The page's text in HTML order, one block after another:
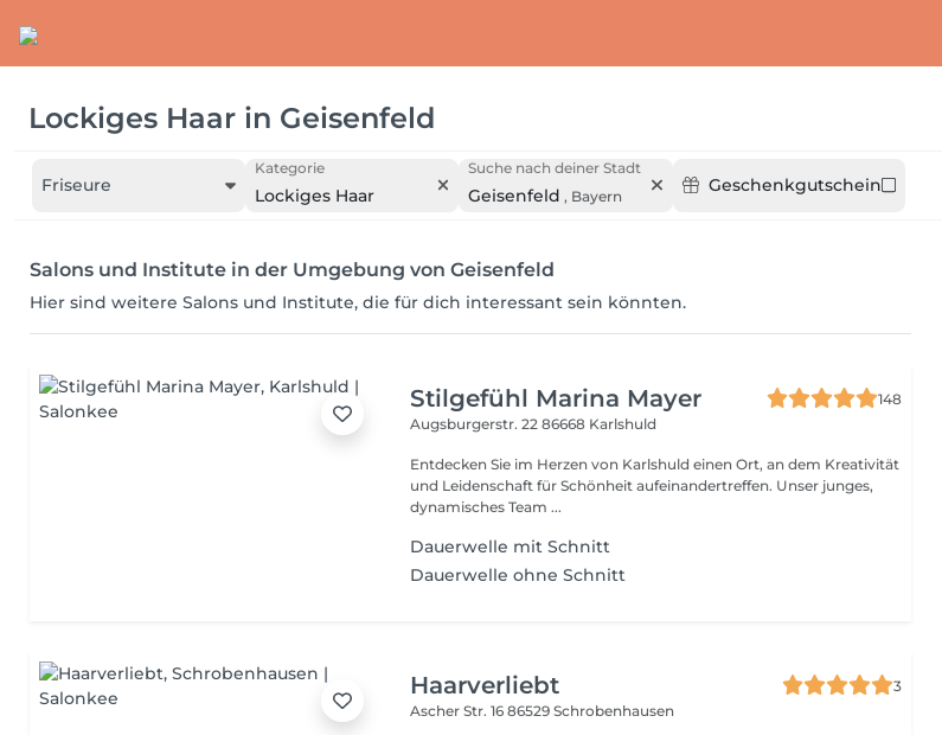
Lockiges Haar in Geisenfeld
Friseure
Kategorie
Lockiges Haar
Suche nach deiner Stadt
Geisenfeld , Bayern
Geschenkgutschein
Salons und Institute in der Umgebung von Geisenfeld
Hier sind weitere Salons und Institute, die für dich interessant sein könnten.
Stilgefühl Marina Mayer
148
Augsburgerstr. 2286668 Karlshuld
Entdecken Sie im Herzen von Karlshuld einen Ort, an dem Kreativität
und Leidenschaft für Schönheit aufeinandertreffen. Unser junges,
dynamisches Team ...
Dauerwelle mit Schnitt
Dauerwelle ohne Schnitt
Haarverliebt
3
Ascher Str. 1686529 Schrobenhausen